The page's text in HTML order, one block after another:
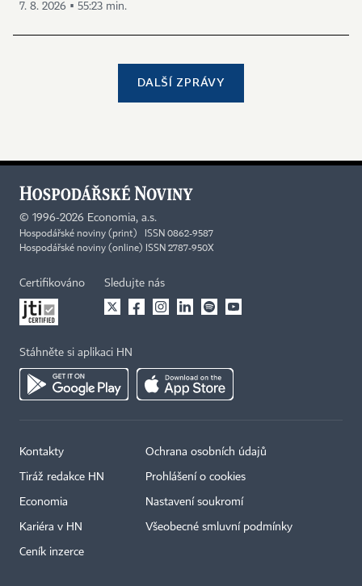
7. 8. 2026 ▪ 55:23 min.
DALŠÍ ZPRÁVY
© 1996-2026 Economia, a.s.
Hospodářské noviny (print) ISSN 0862-9587
Hospodářské noviny (online) ISSN 2787-950X
Certifikováno Sledujte nás
Stáhněte si aplikaci HN
Kontakty
Tiráž redakce HN
Economia
Kariéra v HN
Ceník inzerce
Ochrana osobních údajů
Prohlášení o cookies
Nastavení soukromí
Všeobecné smluvní podmínky